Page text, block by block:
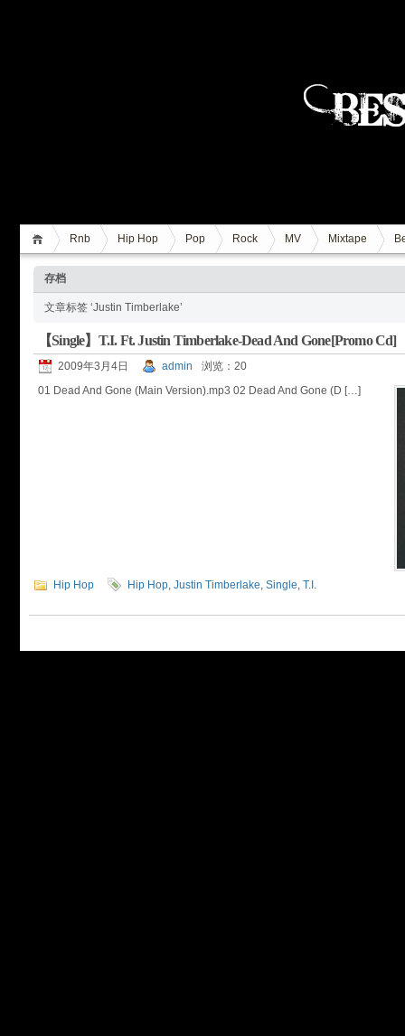
Rnb Hip Hop Pop Rock MV Mixtape
存档
文章标签 ‘Justin Timberlake’
【Single】T.I. Ft. Justin Timberlake-Dead And Gone[Promo Cd]
2009年3月4日 admin
浏览：20
01 Dead And Gone (Main Version).mp3 02 Dead And Gone (D […]
Hip Hop Hip Hop, Justin Timberlake, Single, T.I.